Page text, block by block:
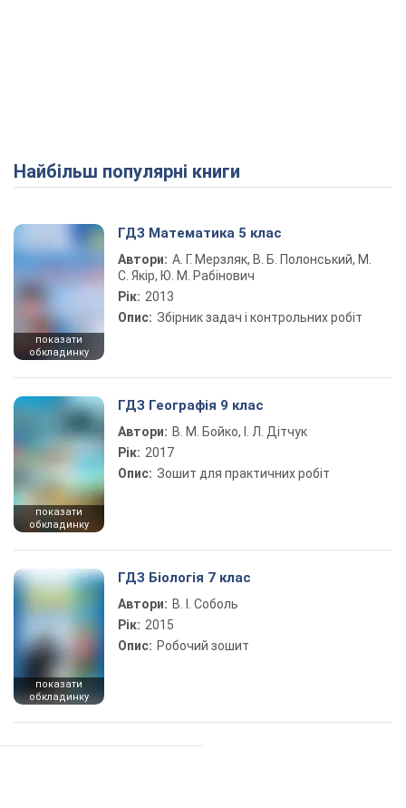
Найбільш популярні книги
показати
обкладинку
ГДЗ Математика 5 клас
Автори: А. Г. Мерзляк, В. Б. Полонський, М.
С. Якір, Ю. М. Рабінович
Рік: 2013
Опис: Збірник задач і контрольних робіт
показати
обкладинку
ГДЗ Географія 9 клас
Автори: В. М. Бойко, І. Л. Дітчук
Рік: 2017
Опис: Зошит для практичних робіт
показати
обкладинку
ГДЗ Біологія 7 клас
Автори: В. І. Соболь
Рік: 2015
Опис: Робочий зошит